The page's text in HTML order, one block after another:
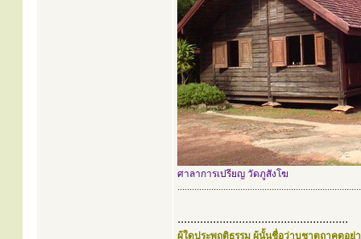
ศาลาการเปรียญ วัดภูสังโฆ
............................................................................
.....................................................
ผู้ใดประพฤติธรรม ผู้นั้นชื่อว่าบูชาตถาคตอย่า